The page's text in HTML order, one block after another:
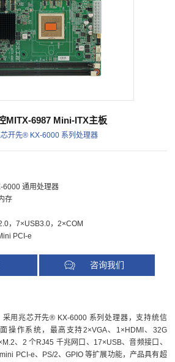
MITX-6987 Mini-ITX主板
开先® KX-6000 系列处理器
6000 通用处理器
存
，7×USB3.0，2×COM
PCI-e
咨询我们
采用兆芯开先® KX-6000 系列处理器，支持统信
操作系统，最高支持2×VGA、1×HDMI、32G
、2 个RJ45 千兆网口、17×USB、音频接口、
PCI-e、PS/2、GPIO 等扩展功能，产品具有超